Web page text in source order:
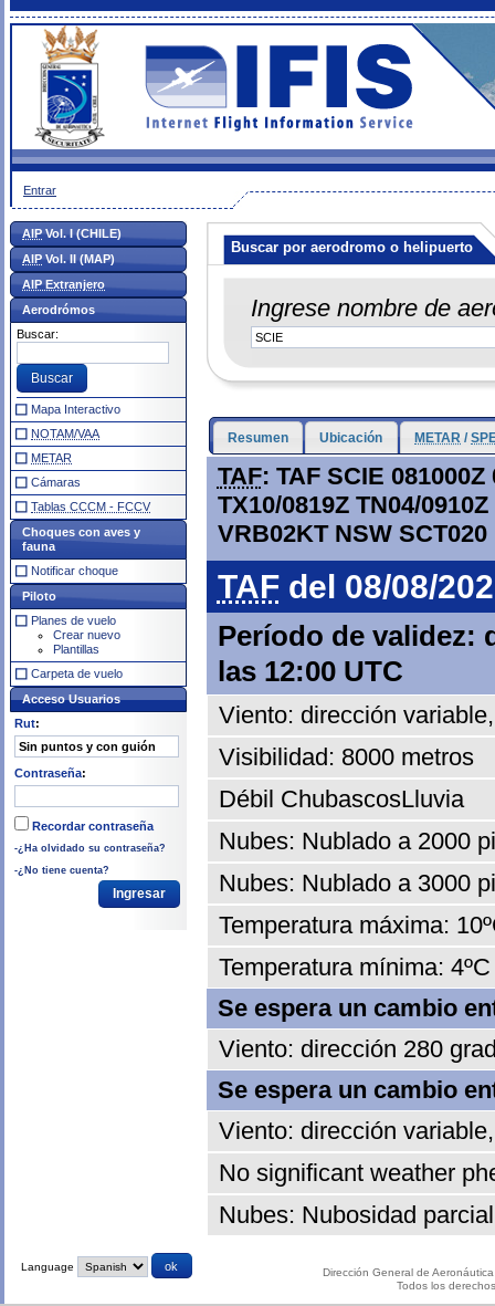
Entrar
Buscar por aerodromo o helipuerto
Ingrese nombre de
Resumen Ubicación METAR /
TAF: TAF SCIE
TX10/0819Z TN04/
VRB02KT NSW SCT020
TAFdel 08/08/
Período de validez:
las 12:00 UTC
Viento: dirección
Visibilidad: 8000 metros
Débil ChubascosLluvia
Nubes: Nublado a 2000
Nubes: Nublado a 3000
Temperatura máxima:
Temperatura mínima:
Se espera un cambio
Viento: dirección 280
Se espera un cambio
Viento: dirección
No significant weather
Nubes: Nubosidad
AIPVol. I (CHILE)
AIPVol. II (MAP)
AIP Extranjero
Aerodrómos
Buscar:
Mapa Interactivo
NOTAM/VAA
METAR
Cámaras
Tablas CCCM - FCCV
Choques con aves y
fauna
Notificar choque
Piloto
Planes de vuelo
Crear nuevo
Plantillas
Carpeta de vuelo
Acceso Usuarios
Rut:
Contraseña:
Recordar contraseña
-¿Ha olvidado su contraseña?
-¿No tiene cuenta?
Language
Dirección General de
Todos los